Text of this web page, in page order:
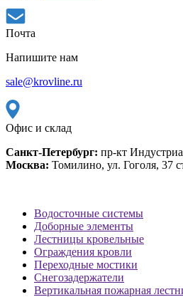
Почта
Напишите нам
sale@krovline.ru
Офис и склад
Санкт-Петербург: пр-кт
Москва: Томилино, ул. Гоголя, 37
Водосточные системы
Доборные элементы
Лестницы кровельные
Ограждения кровли
Переходные мостики
Снегозадержатели
Вертикальная пожарная